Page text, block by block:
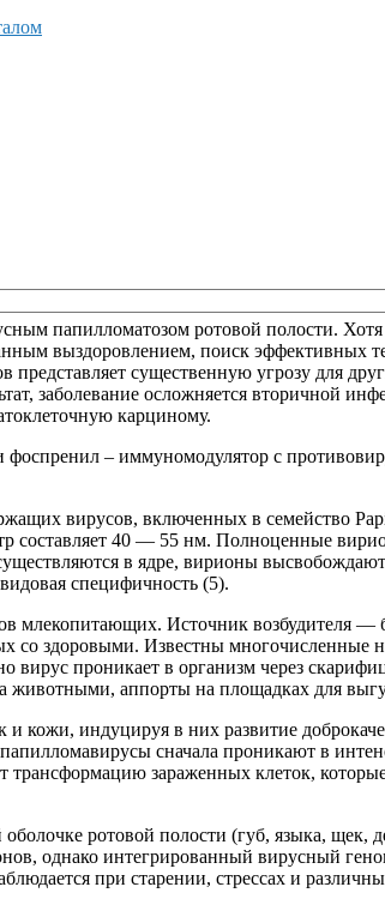
папилломатозом ротовой полости.
выздоровлением, поиск эффективных
представляет существенную угрозу для
заболевание осложняется вторичной
карциному.
– иммуномодулятор с
вирусов, включенных в семейство
40 — 55 нм. Полноценные
в ядре, вирионы
специфичность (5).
млекопитающих. Источник возбудителя
здоровыми. Известны многочисленные
проникает в организм через
животными, аппорты на площадках для
кожи, индуцируя в них развитие
сначала проникают в
зараженных клеток,
ротовой полости (губ, языка,
однако интегрированный вирусный
при старении, стрессах и